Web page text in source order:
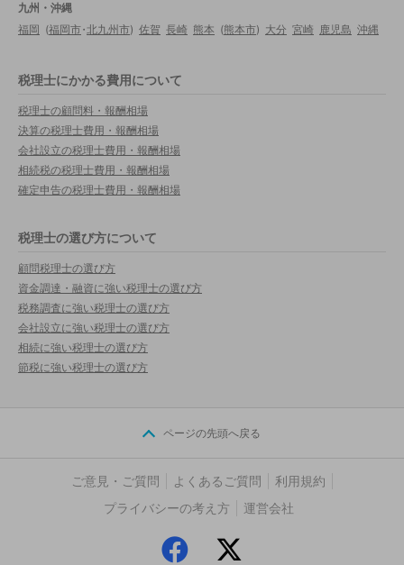
九州・沖縄
福岡 (福岡市・北九州市) 佐賀 長崎 熊本 (熊本市) 大分 宮崎 鹿児島 沖縄
税理士にかかる費用について
税理士の顧問料・報酬相場
決算の税理士費用・報酬相場
会社設立の税理士費用・報酬相場
相続税の税理士費用・報酬相場
確定申告の税理士費用・報酬相場
税理士の選び方について
顧問税理士の選び方
資金調達・融資に強い税理士の選び方
税務調査に強い税理士の選び方
会社設立に強い税理士の選び方
相続に強い税理士の選び方
節税に強い税理士の選び方
ページの先頭へ戻る
ご意見・ご質問 よくあるご質問
利用規約
プライバシーの考え方
運営会社